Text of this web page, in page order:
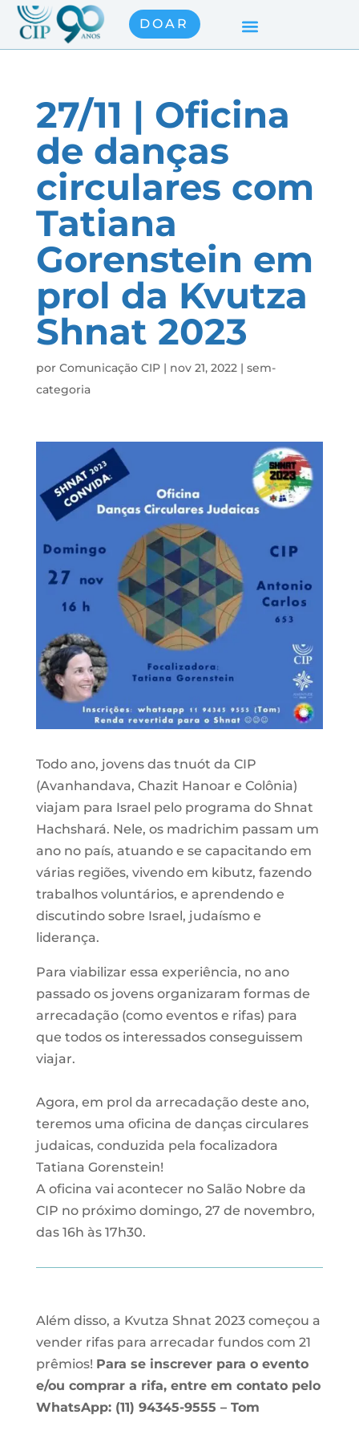
DOAR
27/11 | Oficina
de danças
circulares com
Tatiana
Gorenstein em
prol da Kvutza
Shnat 2023
por Comunicação CIP| nov 21, 2022| sem-
categoria
Todo ano, jovens das tnuót da CIP
(Avanhandava, Chazit Hanoar e Colônia)
viajam para Israel pelo programa do Shnat
Hachshará. Nele, os madrichim passam um
ano no país, atuando e se capacitando em
várias regiões, vivendo em kibutz, fazendo
trabalhos voluntários, e aprendendo e
discutindo sobre Israel, judaísmo e
liderança.
Para viabilizar essa experiência, no ano
passado os jovens organizaram formas de
arrecadação (como eventos e rifas) para
que todos os interessados conseguissem
viajar.
Agora, em prol da arrecadação deste ano,
teremos uma oficina de danças circulares
judaicas, conduzida pela focalizadora
Tatiana Gorenstein!
A oficina vai acontecer no Salão Nobre da
CIP no próximo domingo, 27 de novembro,
das 16h às 17h30.
Além disso, a Kvutza Shnat 2023 começou a
vender rifas para arrecadar fundos com 21
prêmios! Para se inscrever para o evento
e/ou comprar a rifa, entre em contato pelo
WhatsApp: (11) 94345-9555 – Tom